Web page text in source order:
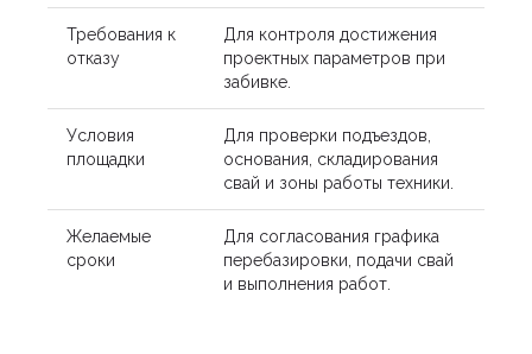
Требования к
отказу
Для контроля достижения
проектных параметров при
забивке.
Условия
площадки
Для проверки подъездов,
основания, складирования
свай и зоны работы техники.
Желаемые
сроки
Для согласования графика
перебазировки, подачи свай
и выполнения работ.